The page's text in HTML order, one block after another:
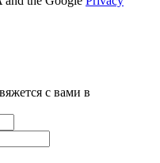
с вами в